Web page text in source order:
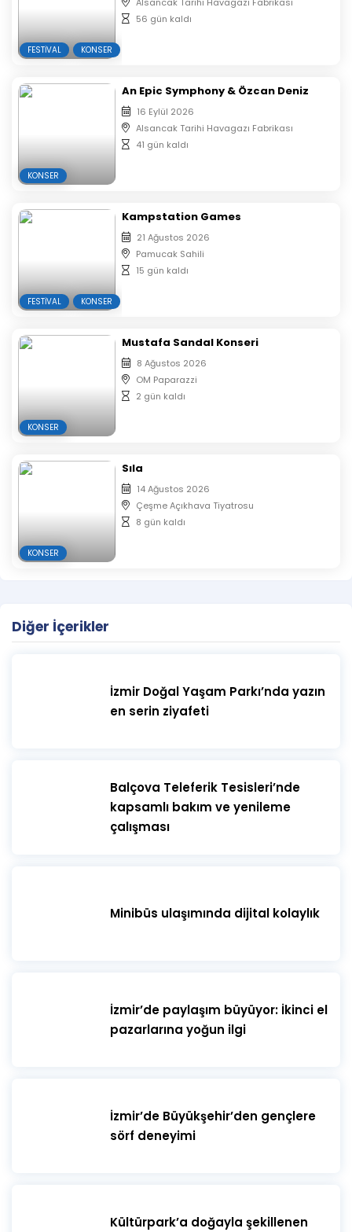
Etkinlik girişinde bilet kontrolü yapılacaktır, biletinizi
telefondan göstermeniz gerekmektedir.
FESTIVAL KONSER
56 gün kaldı
KONSER
An Epic Symphony & Özcan Deniz
16 Eylül 2026
Alsancak Tarihi Havagazı Fabrikası
41 gün kaldı
FESTIVAL KONSER
Kampstation Games
21 Ağustos 2026
Pamucak Sahili
15 gün kaldı
KONSER
Mustafa Sandal Konseri
8 Ağustos 2026
OM Paparazzi
2 gün kaldı
KONSER
Sıla
14 Ağustos 2026
Çeşme Açıkhava Tiyatrosu
8 gün kaldı
Diğer İçerikler
İzmir Doğal Yaşam Parkı’nda yazın
en serin ziyafeti
​Balçova Teleferik Tesisleri’nde
kapsamlı bakım ve yenileme
çalışması
Minibüs ulaşımında dijital kolaylık
İzmir’de paylaşım büyüyor: İkinci el
pazarlarına yoğun ilgi
İzmir’de Büyükşehir’den gençlere
sörf deneyimi
Kültürpark’a doğayla şekillenen